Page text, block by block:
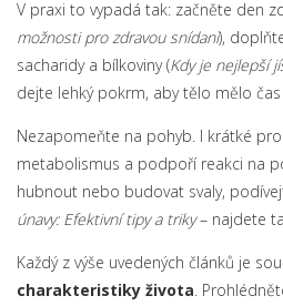
V praxi to vypadá tak: začněte den
možnosti pro zdravou snídani),
sacharidy a bílkoviny (Kdy je nejlepší
dejte lehký pokrm, aby tělo mělo
Nezapomeňte na pohyb. I krátké
metabolismus a podpoří reakci na
hubnout nebo budovat svaly,
únavy: Efektivní tipy a triky– najdete
Každý z výše uvedených článků je
charakteristiky života.